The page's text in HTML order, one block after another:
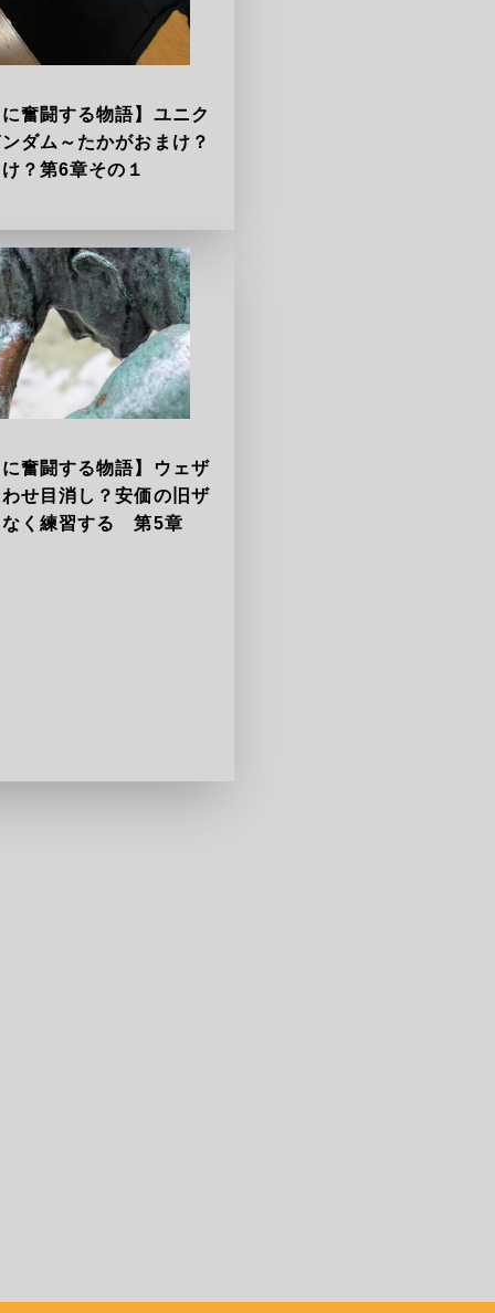
に奮闘する物語】ユニク
ダム～たかがおまけ？
？第6章その１
に奮闘する物語】ウェザ
せ目消し？安価の旧ザ
なく練習する 第5章